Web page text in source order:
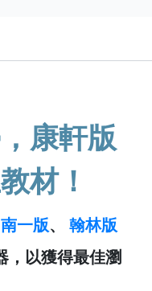
康軒版
材！
南一版、 翰林版
，以獲得最佳瀏